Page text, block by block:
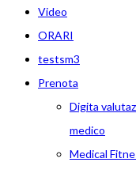
Video
ORARI
testsm3
Prenota
Digita
medico
Medical